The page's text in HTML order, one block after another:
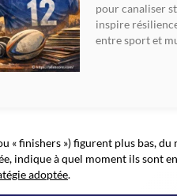
pour canaliser
inspire
entre sport et
« finishers ») figurent plus bas,
indique à quel moment ils sont
adoptée.